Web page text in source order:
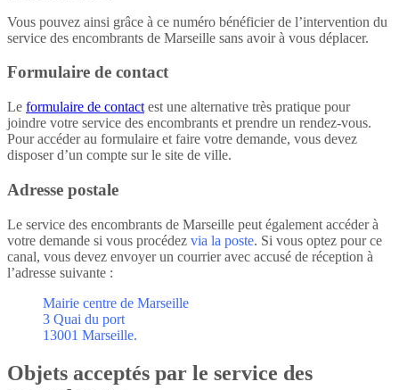
Vous pouvez ainsi grâce à ce numéro bénéficier de l’intervention du
service des encombrants de Marseille sans avoir à vous déplacer.
Formulaire de contact
Le formulaire de contact est une alternative très pratique pour
joindre votre service des encombrants et prendre un rendez-vous.
Pour accéder au formulaire et faire votre demande, vous devez
disposer d’un compte sur le site de ville.
Adresse postale
Le service des encombrants de Marseille peut également accéder à
votre demande si vous procédez via la poste. Si vous optez pour ce
canal, vous devez envoyer un courrier avec accusé de réception à
l’adresse suivante :
Mairie centre de Marseille
3 Quai du port
13001 Marseille.
Objets acceptés par le service des